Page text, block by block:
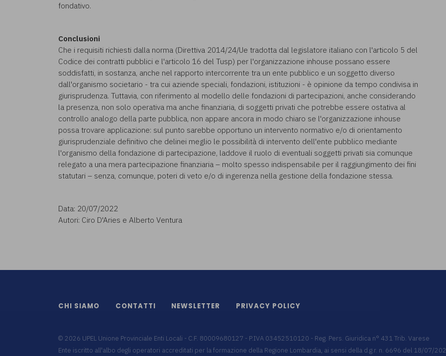
fondativo.
Conclusioni
Che i requisiti richiesti dalla norma (Direttiva 2014/24/Ue tradotta dal legislatore italiano con l'articolo 5 del
Codice dei contratti pubblici e l'articolo 16 del Tusp) per l'organizzazione inhouse possano essere
soddisfatti, in sostanza, anche nel rapporto intercorrente tra un ente pubblico e un soggetto diverso
dall'organismo societario - tra cui aziende speciali, fondazioni, istituzioni - è opinione da tempo condivisa in
giurisprudenza. Tuttavia, con riferimento al modello delle fondazioni di partecipazioni, anche considerando
la presenza, non solo operativa ma anche finanziaria, di soggetti privati che potrebbe essere ostativa al
controllo analogo della parte pubblica, non appare ancora in modo chiaro se l'organizzazione inhouse
possa trovare applicazione: sul punto sarebbe opportuno un intervento normativo e/o di orientamento
giurisprudenziale definitivo che delinei meglio le possibilità di intervento dell'ente pubblico mediante
l'organismo della fondazione di partecipazione, laddove il ruolo di eventuali soggetti privati sia comunque
relegato a una mera partecipazione finanziaria – molto spesso indispensabile per il raggiungimento dei fini
statutari – senza, comunque, poteri di veto e/o di ingerenza nella gestione della fondazione stessa.
Data: 20/07/2022
Autori: Ciro D'Aries e Alberto Ventura
CHI SIAMO CONTATTI NEWSLETTER PRIVACY POLICY
© 2026 UPEL Unione Provinciale Enti Locali - C.F. 80009680127 - P.IVA 03452510120 - Reg. Pers. Giuridica n° 431 Trib. Varese
Ente iscritto all'albo degli operatori accreditati per la formazione della Regione Lombardia, ai sensi della d.g.r. n. 6696 del 18/07/